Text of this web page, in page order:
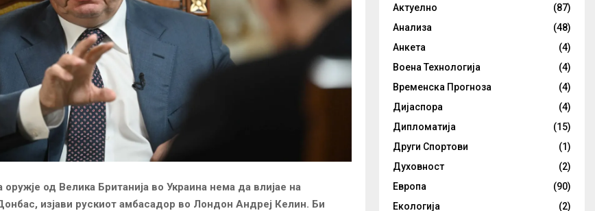
од Велика Британија во Украина нема да влијае на
изјави рускиот амбасадор во Лондон Андреј Келин. Би
Актуелно
(87)
Анализа
(48)
Анкета
(4)
Воена Технологија
(4)
Временска Прогноза
(4)
Дијаспора
(4)
Дипломатија
(15)
Други Спортови
(1)
Духовност
(2)
Европа
(90)
Екологија
(2)